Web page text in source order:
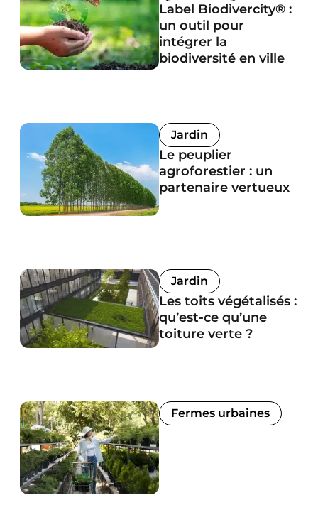
Label Biodivercity® :
un outil pour
intégrer la
biodiversité en ville
Jardin
Le peuplier
agroforestier : un
partenaire vertueux
Jardin
Les toits végétalisés :
qu’est-ce qu’une
toiture verte ?
Fermes urbaines